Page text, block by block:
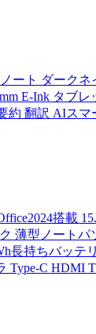
ート ダークネ
E-Ink タブレ
約 翻訳 AIスマ
搭載
薄型ノートパ
長持ちバッテ
Type-C HDMI